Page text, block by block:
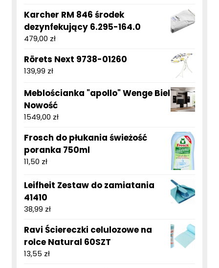
Karcher RM 846 środek
dezynfekujący 6.295-164.0
479,00 zł
Rörets Next 9738-01260
139,99 zł
Meblościanka "apollo" Wenge Biel
Nowość
1549,00 zł
Frosch do płukania świeżość
poranka 750ml
11,50 zł
Leifheit Zestaw do zamiatania
41410
38,99 zł
Ravi Ściereczki celulozowe na
rolce Natural 60SZT
13,55 zł